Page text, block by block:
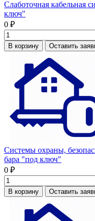
Слаботочная кабельная
ключ"
0 ₽
В корзину Оставить
Системы охраны,
бара "под ключ"
0 ₽
В корзину Оставить